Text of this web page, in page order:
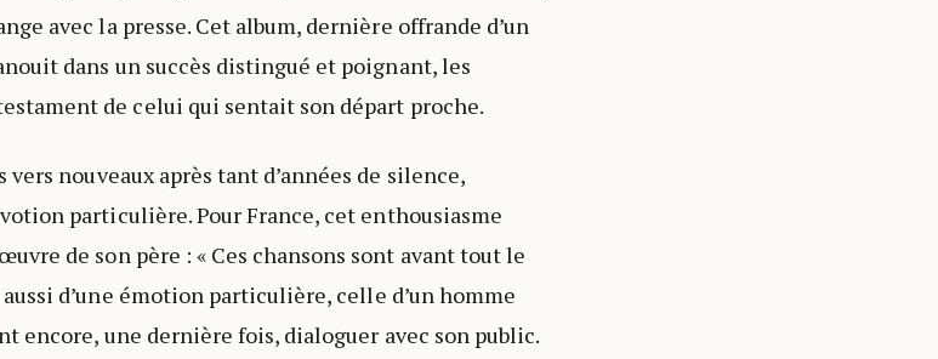
avec la presse. Cet album, dernière offrande d’un
dans un succès distingué et poignant, les
de celui qui sentait son départ proche.
vers nouveaux après tant d’années de silence,
particulière. Pour France, cet enthousiasme
de son père : « Ces chansons sont avant tout le
d’une émotion particulière, celle d’un homme
encore, une dernière fois, dialoguer avec son public.